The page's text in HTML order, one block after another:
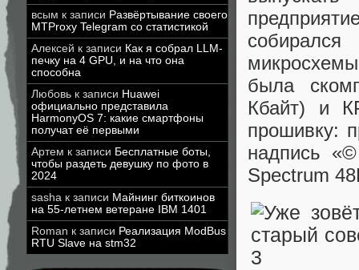
всым к записи Развёртывание своего
MTProxy Telegram со статистикой
Алексей к записи Как я собрал LLM-
печку на 4 GPU, и на что она
способна
Любовь к записи Huawei
официально представила
HarmonyOS 7: какие смартфоны
получат её первыми
Артем к записи Бесплатные боты,
чтобы раздеть девушку по фото в
2024
sasha к записи Майнинг биткоинов
на 55-летнем ветеране IBM 1401
Roman к записи Реализация ModBus
RTU Slave на stm32
была
Кбайт) и
прошивку:
надпись
Spectrum